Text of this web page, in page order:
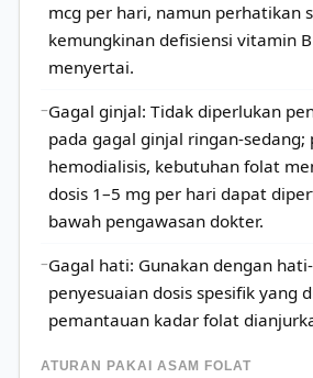
mcg per hari, namun perhatikan
kemungkinan defisiensi vitamin
menyertai.
Gagal ginjal: Tidak diperlukan
pada gagal ginjal ringan-sedang;
hemodialisis, kebutuhan folat
dosis 1–5 mg per hari dapat
bawah pengawasan dokter.
Gagal hati: Gunakan dengan
penyesuaian dosis spesifik yang
pemantauan kadar folat
ATURAN PAKAI ASAM FOLAT